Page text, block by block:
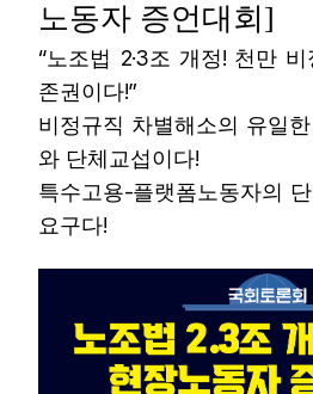
노동자 증언대회]
“노조법 2·3조 개정! 천만 비
존권이다!”
비정규직 차별해소의 유일
와 단체교섭이다!
특수고용-플랫폼노동자의
요구다!
업무